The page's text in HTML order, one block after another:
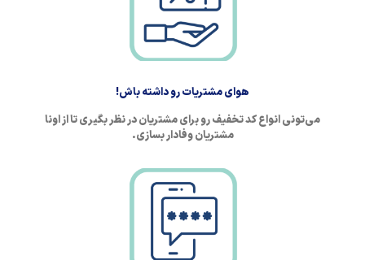
هوای مشتریات رو داشته باش!
می‌تونی انواع کد تخفیف رو برای مشتریان در نظر بگیری تا از اونا
مشتریان وفادار بسازی.